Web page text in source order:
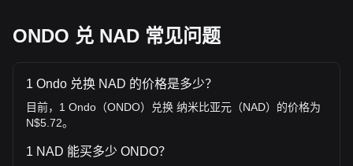
ONDO 兑 NAD 常见问题
1 Ondo 兑换 NAD 的价格是多少？
目前，1 Ondo（ONDO）兑换 纳米比亚元（NAD）的价格为
N$5.72。
1 NAD 能买多少 ONDO？